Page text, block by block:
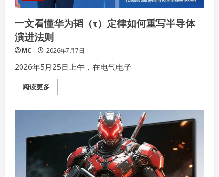
一文看懂华为韬（τ）定律如何重写半导体
演进法则
MC 2026年7月7日
2026年5月25日上午，在电气电子
阅读更多Read
more
华